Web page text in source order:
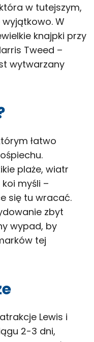
w tutejszym,
W
knajpki przy
Tweed –
wytwarzany
łatwo
plaże, wiatr
myśli –
się tu wracać.
zbyt
wypad, by
tej
Lewis i
2-3 dni,